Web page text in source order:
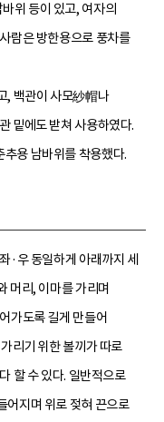
위 등이 있고, 여자의
람은 방한용으로 풍차를
, 백관이 사모紗帽나
밑에도 받쳐 사용하였다.
용 남바위를 착용했다.
·우 동일하게 아래까지 세
머리, 이마를 가리며
가도록 길게 만들어
리기 위한 볼끼가 따로
할 수 있다. 일반적으로
어지며 위로 젖혀 끈으로